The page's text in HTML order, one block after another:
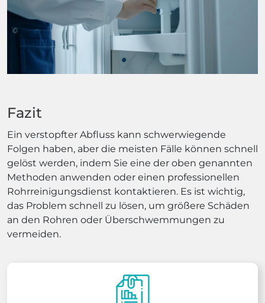
Fazit
Ein verstopfter Abfluss kann schwerwiegende
Folgen haben, aber die meisten Fälle können schnell
gelöst werden, indem Sie eine der oben genannten
Methoden anwenden oder einen professionellen
Rohrreinigungsdienst kontaktieren. Es ist wichtig,
das Problem schnell zu lösen, um größere Schäden
an den Rohren oder Überschwemmungen zu
vermeiden.